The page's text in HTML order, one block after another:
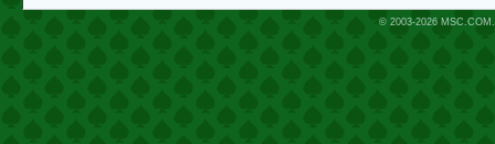
© 2003-2026